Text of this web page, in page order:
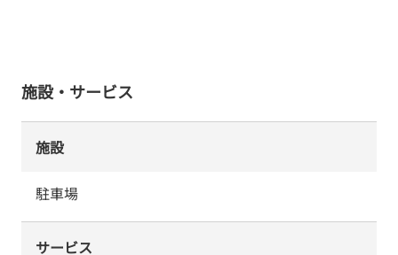
施設・サービス
施設
駐車場
サービス